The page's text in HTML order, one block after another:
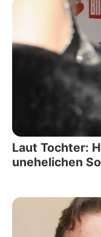
Laut Tochter:
unehelichen